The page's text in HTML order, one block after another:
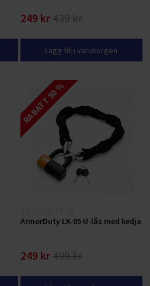
249 kr439 kr
Lägg till i varukorgen
RABATT 50 %
ArmorDuty LK-05 U-lås med kedja
249 kr499 kr